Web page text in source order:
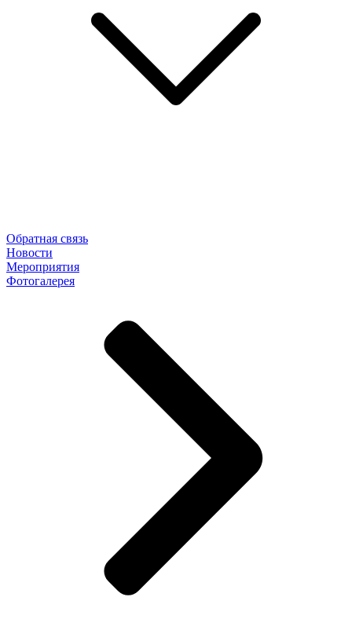
Обратная связь
Новости
Мероприятия
Фотогалерея